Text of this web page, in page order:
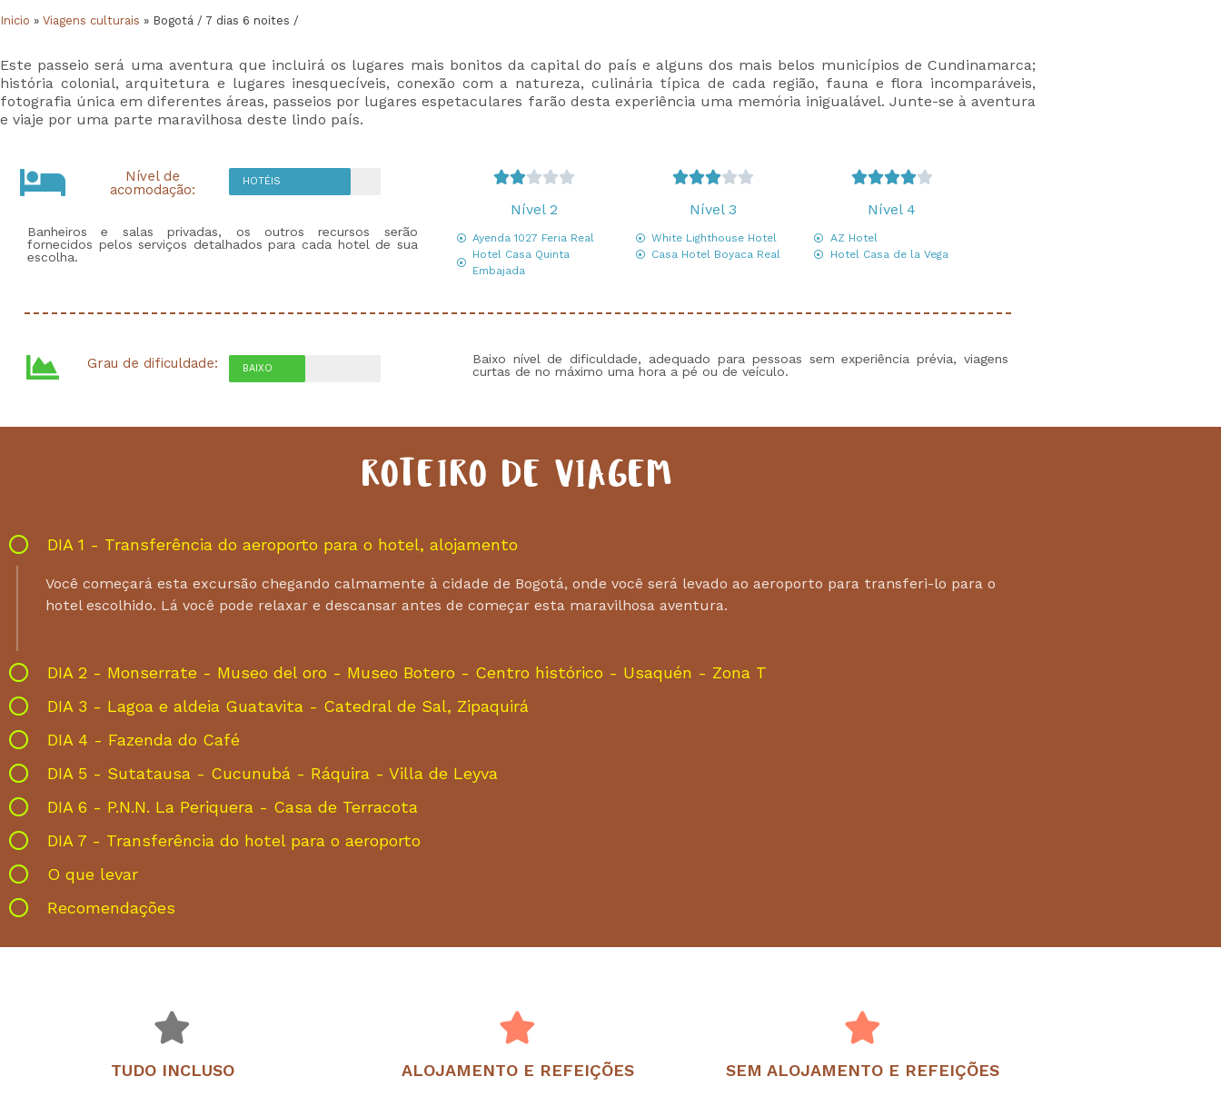
Inicio » Viagens culturais » Bogotá / 7 dias 6 noites /
Este passeio será uma aventura que incluirá os lugares mais bonitos da capital do país e alguns dos mais belos municípios de Cundinamarca;
história colonial, arquitetura e lugares inesquecíveis, conexão com a natureza, culinária típica de cada região, fauna e flora incomparáveis,
fotografia única em diferentes áreas, passeios por lugares espetaculares farão desta experiência uma memória inigualável. Junte-se à aventura
e viaje por uma parte maravilhosa deste lindo país.
Nível de
acomodação:
HOTÉIS
Banheiros e salas privadas, os outros recursos serão
fornecidos pelos serviços detalhados para cada hotel de sua
escolha.

Nível 2
Ayenda 1027 Feria Real
Hotel Casa Quinta
Embajada

Nível 3
White Lighthouse Hotel
Casa Hotel Boyaca Real

Nível 4
AZ Hotel
Hotel Casa de la Vega
Grau de dificuldade: BAIXO
Baixo nível de dificuldade, adequado para pessoas sem experiência prévia, viagens
curtas de no máximo uma hora a pé ou de veículo.
ROTEIRO DE VIAGEM
DIA 1 - Transferência do aeroporto para o hotel, alojamento
Você começará esta excursão chegando calmamente à cidade de Bogotá, onde você será levado ao aeroporto para transferi-lo para o
hotel escolhido. Lá você pode relaxar e descansar antes de começar esta maravilhosa aventura.
DIA 2 - Monserrate - Museo del oro - Museo Botero - Centro histórico - Usaquén - Zona T
DIA 3 - Lagoa e aldeia Guatavita - Catedral de Sal, Zipaquirá
DIA 4 - Fazenda do Café
DIA 5 - Sutatausa - Cucunubá - Ráquira - Villa de Leyva
DIA 6 - P.N.N. La Periquera - Casa de Terracota
DIA 7 - Transferência do hotel para o aeroporto
O que levar
Recomendações
TUDO INCLUSO ALOJAMENTO E REFEIÇÕES SEM ALOJAMENTO E REFEIÇÕES